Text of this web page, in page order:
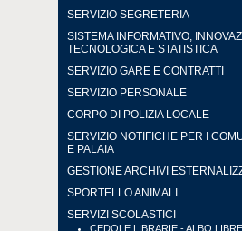
SERVIZIO SEGRETERIA
SISTEMA INFORMATIVO,
TECNOLOGICA E STATISTICA
SERVIZIO GARE E CONTRATTI
SERVIZIO PERSONALE
CORPO DI POLIZIA LOCALE
SERVIZIO NOTIFICHE PER I
E PALAIA
GESTIONE ARCHIVI
SPORTELLO ANIMALI
SERVIZI SCOLASTICI
CEDOLE LIBRARIE - ALBO